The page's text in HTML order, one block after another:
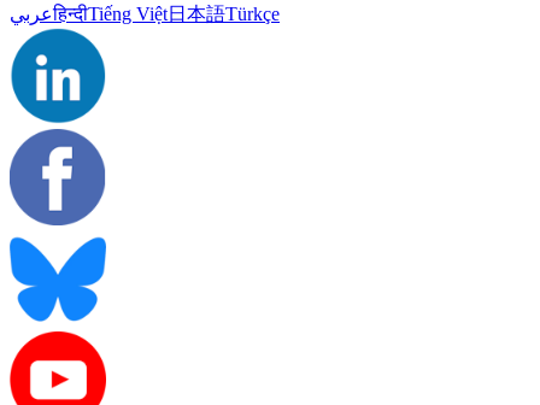
عربيहिन्दीTiếng Việt日本語Türkçe